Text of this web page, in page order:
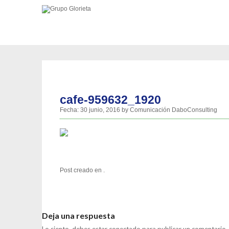
cafe-959632_1920
Fecha: 30 junio, 2016 by Comunicación DaboConsulting
Post creado en .
Deja una respuesta